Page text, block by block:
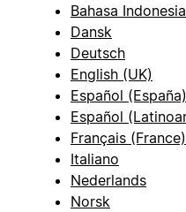
Bahasa Indonesia
Dansk
Deutsch
English (UK)
Español (España)
Español
Français (France)
Italiano
Nederlands
Norsk